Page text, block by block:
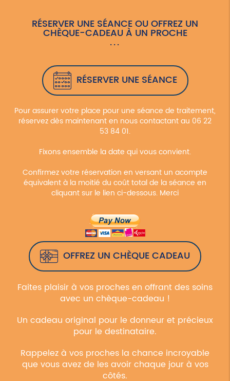
RÉSERVER UNE SÉANCE OU OFFREZ UN
CHÈQUE-CADEAU À UN PROCHE
RÉSERVER UNE SÉANCE
Pour assurer votre place pour une séance de traitement,
réservez dès maintenant en nous contactant au 06 22
53 84 01.
Fixons ensemble la date qui vous convient.
Confirmez votre réservation en versant un acompte
équivalent à la moitié du coût total de la séance en
cliquant sur le lien ci-dessous. Merci
OFFREZ UN CHÈQUE CADEAU
Faites plaisir à vos proches en offrant des soins
avec un chèque-cadeau !
Un cadeau original pour le donneur et précieux
pour le destinataire.
Rappelez à vos proches la chance incroyable
que vous avez de les avoir chaque jour à vos
côtés.